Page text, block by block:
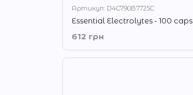
Артикул: D4C790B7725C
Essential Electrolytes - 100 caps
612 грн